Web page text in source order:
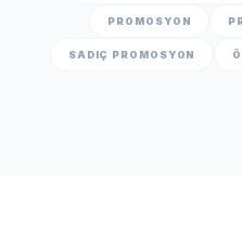
PROMOSYON
SADIÇ PROMOSYON